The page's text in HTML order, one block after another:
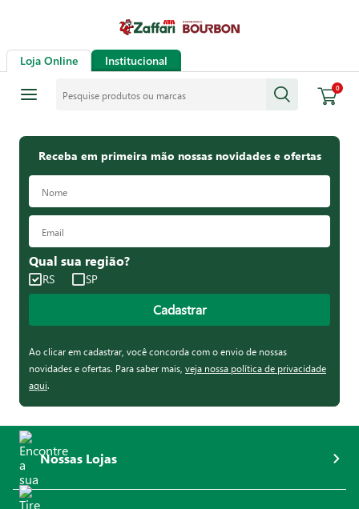
Loja Online Institucional
0
Receba em primeira mão nossas novidades e ofertas
Qual sua região?
RS SP
Cadastrar
Ao clicar em cadastrar, você concorda com o envio de nossas
novidades e ofertas. Para saber mais, veja nossa política de privacidade
aqui.
Nossas Lojas